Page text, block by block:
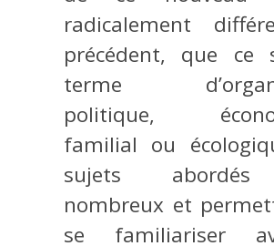
radicalement
précédent, que ce
terme
politique,
familial ou
sujets
nombreux et
se familiariser